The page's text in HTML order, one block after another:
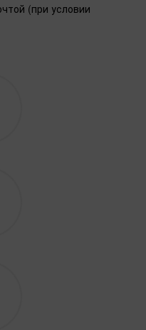
(при условии